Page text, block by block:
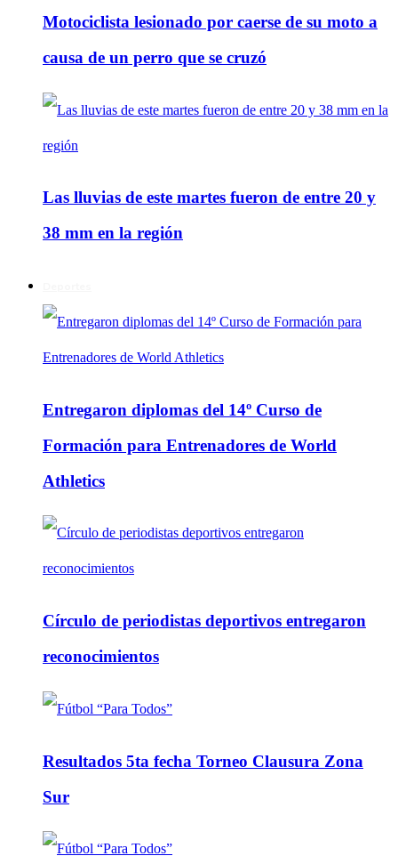
Motociclista lesionado por caerse de su moto a
causa de un perro que se cruzó
Las lluvias de este martes fueron de entre 20 y
38 mm en la región
Entregaron diplomas del 14º Curso de
Formación para Entrenadores de World
Athletics
Círculo de periodistas deportivos entregaron
reconocimientos
Resultados 5ta fecha Torneo Clausura Zona
Sur